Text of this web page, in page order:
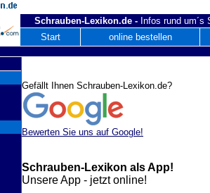
Schrauben-Lexikon.de - Infos rund um´s
Start
online bestellen
Gefällt Ihnen Schrauben-Lexikon.de?
Bewerten Sie uns auf Google!
Schrauben-Lexikon als App!
Unsere App - jetzt online!